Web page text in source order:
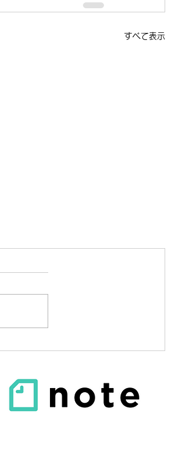
すべて表示